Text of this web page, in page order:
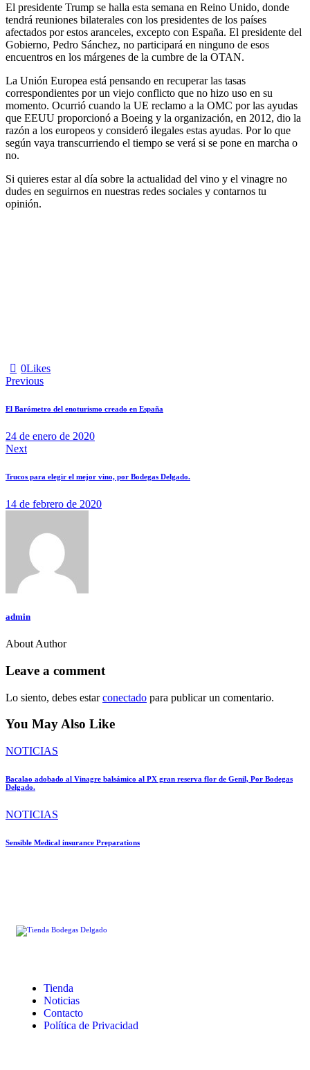
El presidente Trump se halla esta semana en Reino Unido, donde
tendrá reuniones bilaterales con los presidentes de los países
afectados por estos aranceles, excepto con España. El presidente del
Gobierno, Pedro Sánchez, no participará en ninguno de esos
encuentros en los márgenes de la cumbre de la OTAN.
La Unión Europea está pensando en recuperar las tasas
correspondientes por un viejo conflicto que no hizo uso en su
momento. Ocurrió cuando la UE reclamo a la OMC por las ayudas
que EEUU proporcionó a Boeing y la organización, en 2012, dio la
razón a los europeos y consideró ilegales estas ayudas. Por lo que
según vaya transcurriendo el tiempo se verá si se pone en marcha o
no.
Si quieres estar al día sobre la actualidad del vino y el vinagre no
dudes en seguirnos en nuestras redes sociales y contarnos tu
opinión.
0Likes
Previous
El Barómetro del enoturismo creado en España
24 de enero de 2020
Next
Trucos para elegir el mejor vino, por Bodegas Delgado.
14 de febrero de 2020
admin
About Author
Leave a comment
Lo siento, debes estarconectado para publicar un comentario.
You May Also Like
NOTICIAS
Bacalao adobado al Vinagre balsámico al PX gran reserva flor de Genil, Por Bodegas
Delgado.
NOTICIAS
Sensible Medical insurance Preparations
Tienda
Noticias
Contacto
Política de Privacidad